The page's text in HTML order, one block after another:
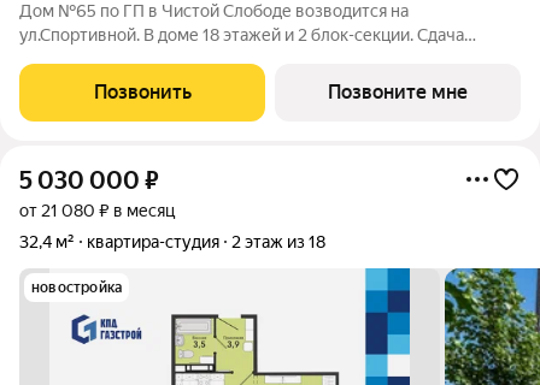
Дом №65 по ГП в Чистой Слободе возводится на
ул.Спортивной. В доме 18 этажей и 2 блок-секции. Сдача
жителей в доме предусмотрены: видеонаблюдение в местах
общего пользования и во дворе,
Позвонить Позвоните мне
5 030 000 ₽
от 21 080 ₽ в месяц
32,4 м²
квартира-студия 2 этаж из 18
новостройка